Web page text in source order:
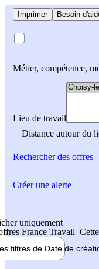
Imprimer Besoin
Métier, compétence,
Lieu de travail
Distance autour du
Rechercherdes offres
uniquement
France Travail
filtres de Date de
Créer une alerte